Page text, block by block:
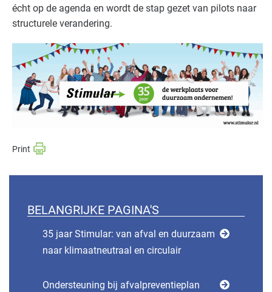
écht op de agenda en wordt de stap gezet van pilots naar
structurele verandering.
BELANGRIJKE PAGINA'S
35 jaar Stimular: van afval en duurzaam
naar klimaatneutraal en circulair
Ondersteuning bij afvalpreventieplan